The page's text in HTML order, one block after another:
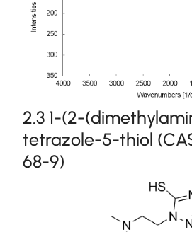
2.3 1-(2-
tetrazole-5-thiol
68-9)